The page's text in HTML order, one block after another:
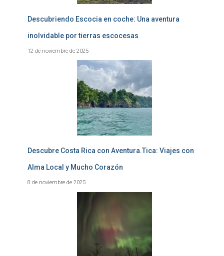
Descubriendo Escocia en coche: Una aventura
inolvidable por tierras escocesas
12 de noviembre de 2025
Descubre Costa Rica con Aventura.Tica: Viajes con
Alma Local y Mucho Corazón
8 de noviembre de 2025